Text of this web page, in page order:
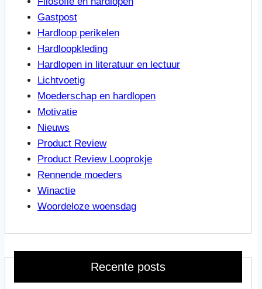
Gastpost
Hardloop perikelen
Hardloopkleding
Hardlopen in literatuur en lectuur
Lichtvoetig
Moederschap en hardlopen
Motivatie
Nieuws
Product Review
Product Review Looprokje
Rennende moeders
Winactie
Woordeloze woensdag
Recente posts